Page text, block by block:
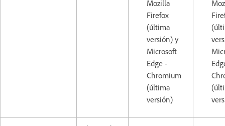
Mozilla
Firefox
(última
versión) y
Microsoft
Edge -
Chromium
(última
versión)